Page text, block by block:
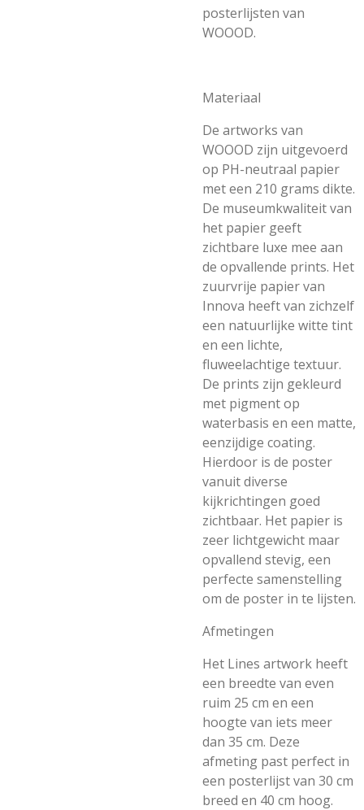
posterlijsten van
WOOOD.
Materiaal
De artworks van
WOOOD zijn uitgevoerd
op PH-neutraal papier
met een 210 grams dikte.
De museumkwaliteit van
het papier geeft
zichtbare luxe mee aan
de opvallende prints. Het
zuurvrije papier van
Innova heeft van zichzelf
een natuurlijke witte tint
en een lichte,
fluweelachtige textuur.
De prints zijn gekleurd
met pigment op
waterbasis en een matte,
eenzijdige coating.
Hierdoor is de poster
vanuit diverse
kijkrichtingen goed
zichtbaar. Het papier is
zeer lichtgewicht maar
opvallend stevig, een
perfecte samenstelling
om de poster in te lijsten.
Afmetingen
Het Lines artwork heeft
een breedte van even
ruim 25 cm en een
hoogte van iets meer
dan 35 cm. Deze
afmeting past perfect in
een posterlijst van 30 cm
breed en 40 cm hoog.